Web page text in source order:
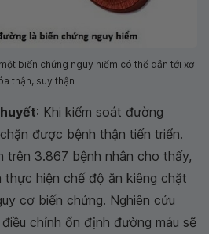
biến chứng nguy hiểm có thể dẫn tới xơ
thận, suy thận
: Khi kiểm soát đường
được bệnh thận tiến triển.
trên 3.867 bệnh nhân cho thấy,
hiện chế độ ăn kiêng chặt
cơ biến chứng. Nghiên cứu
chỉnh ổn định đường máu sẽ